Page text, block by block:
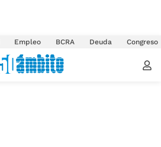
Empleo BCRA Deuda Congreso